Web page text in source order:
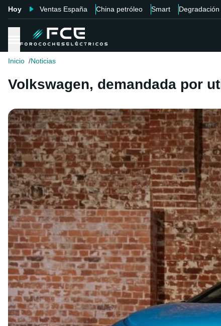
Hoy Ventas España China petróleo Smart Degradación
Inicio Noticias
Volkswagen, demandada por